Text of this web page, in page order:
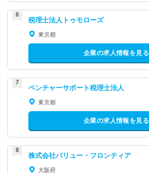
税理士法人トゥモローズ
東京都
企業の求人情報を見る
ベンチャーサポート税理士法人
東京都
企業の求人情報を見る
株式会社バリュー・フロンティア
大阪府